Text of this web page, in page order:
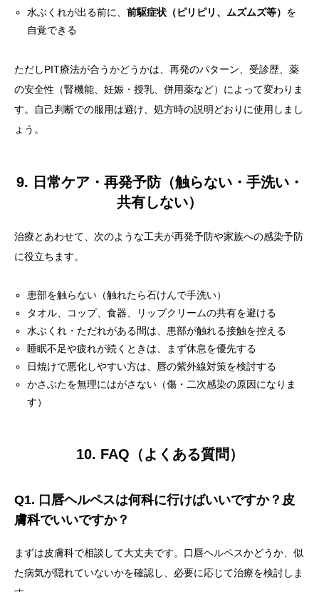
水ぶくれが出る前に、前駆症状（ピリピリ、ムズムズ等） を
自覚できる
ただしPIT療法が合うかどうかは、再発のパターン、受診歴、薬
の安全性（腎機能、妊娠・授乳、併用薬など）によって変わりま
す。自己判断での服用は避け、処方時の説明どおりに使用しまし
ょう。
9. 日常ケア・再発予防（触らない・手洗い・
共有しない）
治療とあわせて、次のような工夫が再発予防や家族への感染予防
に役立ちます。
患部を触らない（触れたら石けんで手洗い）
タオル、コップ、食器、リップクリームの共有を避ける
水ぶくれ・ただれがある間は、患部が触れる接触を控える
睡眠不足や疲れが続くときは、まず休息を優先する
日焼けで悪化しやすい方は、唇の紫外線対策を検討する
かさぶたを無理にはがさない（傷・二次感染の原因になりま
す）
10. FAQ（よくある質問）
Q1. 口唇ヘルペスは何科に行けばいいですか？皮
膚科でいいですか？
まずは皮膚科で相談して大丈夫です。口唇ヘルペスかどうか、似
た病気が隠れていないかを確認し、必要に応じて治療を検討しま